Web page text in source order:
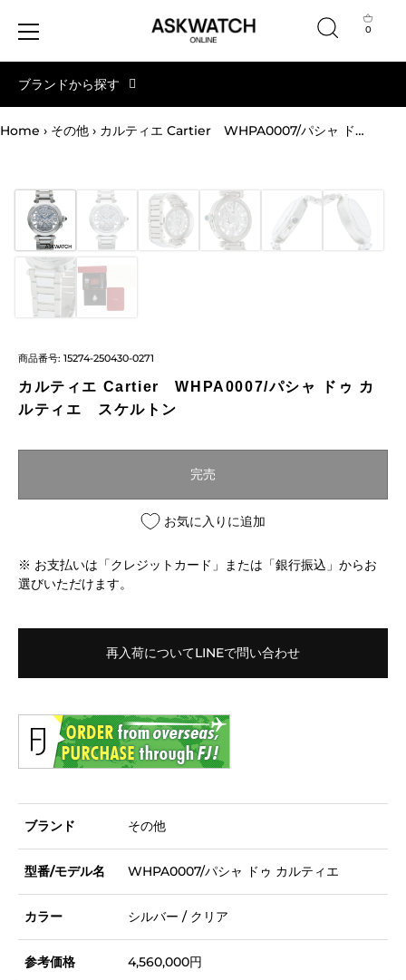
テ
ン
0
ブランドから探す
Home › その他 › カルティエ Cartier WHPA0007/パシャ ドゥ カルティエ スケルトン
商品番号: 15274-250430-0271
カルティエ Cartier WHPA0007/パシャ ドゥ カ
ルティエ スケルトン
完売
お気に入りに追加
※ お支払いは「クレジットカード」または「銀行振込」からお
選びいただけます。
再入荷についてLINEで問い合わせ
ブランド その他
型番/モデル名 WHPA0007/パシャ ドゥ カルティエ
カラー シルバー / クリア
参考価格 4,560,000円